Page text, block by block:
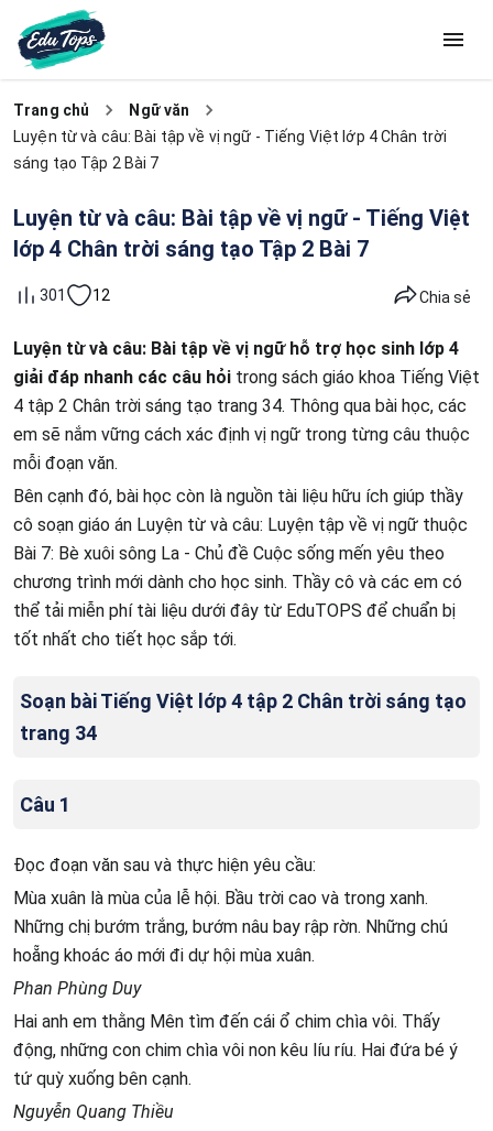
Trang chủ
Ngữ văn
Luyện từ và câu: Bài tập về vị ngữ - Tiếng Việt lớp 4 Chân trời
sáng tạo Tập 2 Bài 7
Luyện từ và câu: Bài tập về vị ngữ - Tiếng Việt
lớp 4 Chân trời sáng tạo Tập 2 Bài 7
301 12 Chia sẻ
Luyện từ và câu: Bài tập về vị ngữ hỗ trợ học sinh lớp 4
giải đáp nhanh các câu hỏi trong sách giáo khoa Tiếng Việt
4 tập 2 Chân trời sáng tạo trang 34. Thông qua bài học, các
em sẽ nắm vững cách xác định vị ngữ trong từng câu thuộc
mỗi đoạn văn.
Bên cạnh đó, bài học còn là nguồn tài liệu hữu ích giúp thầy
cô soạn giáo án Luyện từ và câu: Luyện tập về vị ngữ thuộc
Bài 7: Bè xuôi sông La - Chủ đề Cuộc sống mến yêu theo
chương trình mới dành cho học sinh. Thầy cô và các em có
thể tải miễn phí tài liệu dưới đây từ EduTOPS để chuẩn bị
tốt nhất cho tiết học sắp tới.
Soạn bài Tiếng Việt lớp 4 tập 2 Chân trời sáng tạo
trang 34
Câu 1
Đọc đoạn văn sau và thực hiện yêu cầu:
Mùa xuân là mùa của lễ hội. Bầu trời cao và trong xanh.
Những chị bướm trắng, bướm nâu bay rập rờn. Những chú
hoẵng khoác áo mới đi dự hội mùa xuân.
Phan Phùng Duy
Hai anh em thằng Mên tìm đến cái ổ chim chìa vôi. Thấy
động, những con chim chìa vôi non kêu líu ríu. Hai đứa bé ý
tứ quỳ xuống bên cạnh.
Nguyễn Quang Thiều